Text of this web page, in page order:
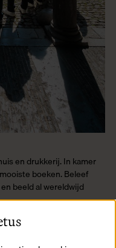
en drukkerij. In kamer
boeken. Beleef
beeld al wereldwijd